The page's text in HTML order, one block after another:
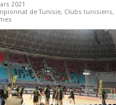
2021
de Tunisie, Clubs tunisiens,